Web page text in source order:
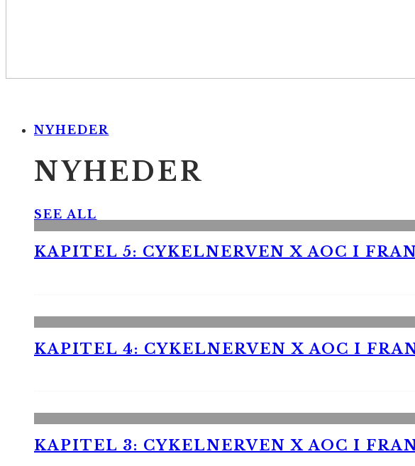
NYHEDER
NYHEDER
SEE ALL
KAPITEL 5: CYKELNERVEN X AOC I
KAPITEL 4: CYKELNERVEN X AOC I
KAPITEL 3: CYKELNERVEN X AOC I